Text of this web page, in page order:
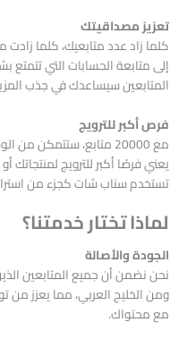
تعزيز مصداقيتك
كلما زاد عدد متابعيك، كلما
إلى متابعة الحسابات التي تتمتع
المتابعين سيساعدك في جذب
فرص أكبر للترويج
مع 20000 متابع، ستتمكن
يعني فرصًا أكبر للترويج لمنتجاتك
تستخدم سناب شات كجزء من
لماذا تختار خدمتنا؟
الجودة والأصالة
نحن نضمن أن جميع المتابعين
ومن الخليج العربي، مما يعزز من
مع محتواك.